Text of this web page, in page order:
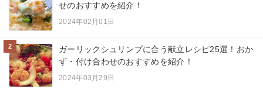
せのおすすめを紹介！
2024年02月01日
2
ガーリックシュリンプに合う献立レシピ25選！おか
ず・付け合わせのおすすめを紹介！
2024年03月29日